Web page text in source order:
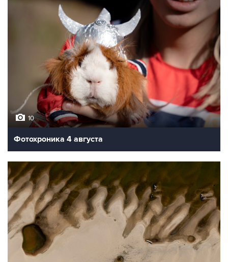
10
Фотохроника 4 августа